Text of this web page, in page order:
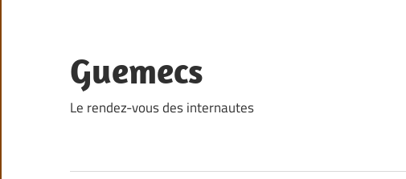
content
Guemecs
Le rendez-vous des internautes